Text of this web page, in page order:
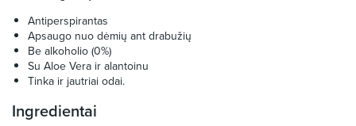
Antiperspirantas
Apsaugo nuo dėmių ant drabužių
Be alkoholio (0%)
Su Aloe Vera ir alantoinu
Tinka ir jautriai odai.
Ingredientai